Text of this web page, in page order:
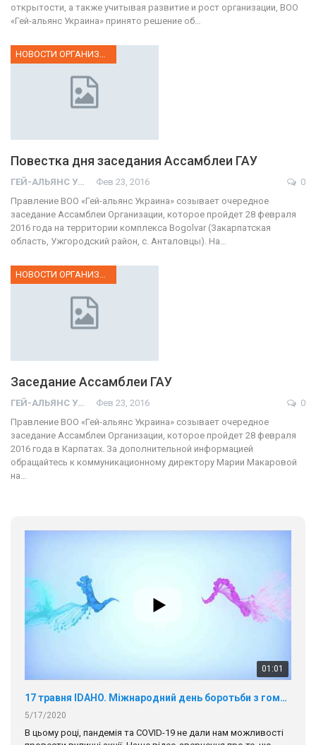
открытости, а также учитывая развитие и рост организации, ВОО
«Гей-альянс Украина» принято решение об…
Повестка дня заседания Ассамблеи ГАУ
ГЕЙ-АЛЬЯНС УКРАИНА Фев 23, 2016
0
Правление ВОО «Гей-альянс Украина» созывает очередное
заседание Ассамблеи Организации, которое пройдет 28 февраля
2016 года на территории комплекса Bogolvar (Закарпатская
область, Ужгородский район, с. Анталовцы). На…
НОВОСТИ ОРГАНИЗАЦИИ
Заседание Ассамблеи ГАУ
ГЕЙ-АЛЬЯНС УКРАИНА Фев 23, 2016
0
Правление ВОО «Гей-альянс Украина» созывает очередное
заседание Ассамблеи Организации, которое пройдет 28 февраля
2016 года в Карпатах. За дополнительной информацией
обращайтесь к коммуникационному директору Марии Макаровой
на…
01:01
17 травня IDAHO. Міжнародний день боротьби з гомофобією трансфобією і біфобія.
5/17/2020
В цьому році, пандемія та COVІD-19 не дали нам можливості